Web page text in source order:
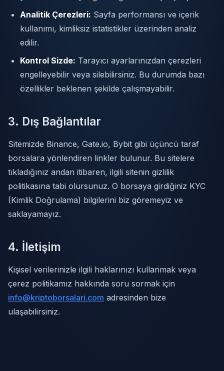
Analitik Çerezleri: Sayfa performansı ve içerik
kullanımı, kimliksiz istatistikler üzerinden analiz
edilir.
Kontrol Sizde: Tarayıcı ayarlarınızdan çerezleri
engelleyebilir veya silebilirsiniz. Bu durumda bazı
özellikler beklenen şekilde çalışmayabilir.
3. Dış Bağlantılar
Sitemizde Binance, Gate.io, Bybit gibi üçüncü taraf
borsalara yönlendiren linkler bulunur. Bu sitelere
tıkladığınız andan itibaren, ilgili sitenin gizlilik
politikasına tabi olursunuz. O borsaya girdiğiniz KYC
(Kimlik Doğrulama) bilgilerini biz göremeyiz ve
saklayamayız.
4. İletişim
Kişisel verilerinizle ilgili haklarınızı kullanmak veya
çerez politikamız hakkında soru sormak için
info@kriptoborsalari.com adresinden bize
ulaşabilirsiniz.